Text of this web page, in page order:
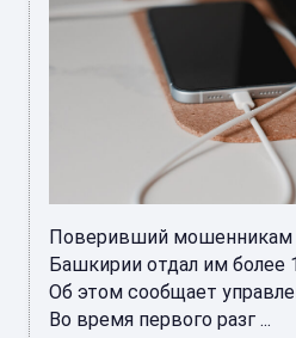
Поверивший мошенникам
Башкирии отдал им более
Об этом сообщает
Во время первого разг ...